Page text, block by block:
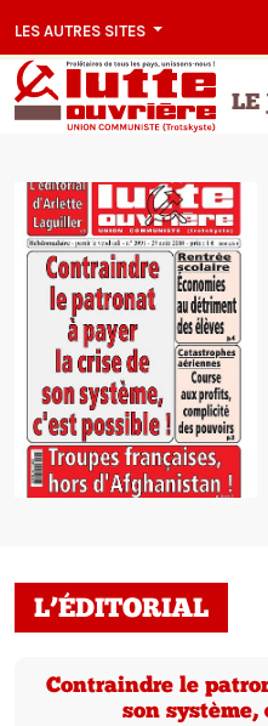
LES AUTRES SITES
LE
L’ÉDITORIAL
Contraindre le
son système,